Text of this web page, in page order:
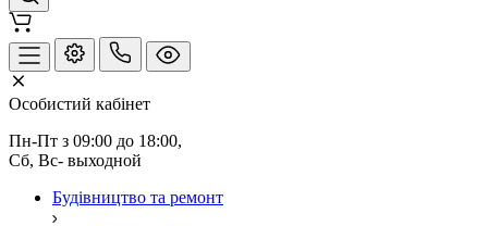
Особистий кабінет
Пн-Пт з 09:00 до 18:00,
Сб, Вс- выходной
Будівництво та ремонт